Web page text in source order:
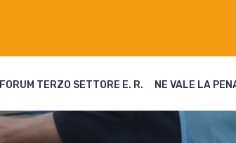
FORUM TERZO SETTORE E. R. NE VALE LA